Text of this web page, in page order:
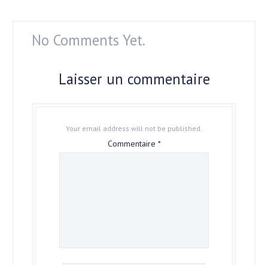
No Comments Yet.
Laisser un commentaire
Your email address will not be published.
Commentaire *